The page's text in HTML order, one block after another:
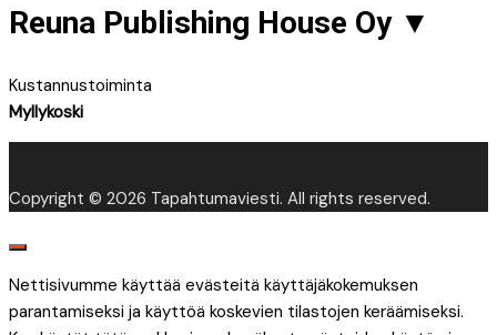
Reuna Publishing House Oy ▼
Kustannustoiminta
Myllykoski
Copyright © 2026 Tapahtumaviesti. All rights reserved.
Nettisivumme käyttää evästeitä käyttäjäkokemuksen
parantamiseksi ja käyttöä koskevien tilastojen keräämiseksi.